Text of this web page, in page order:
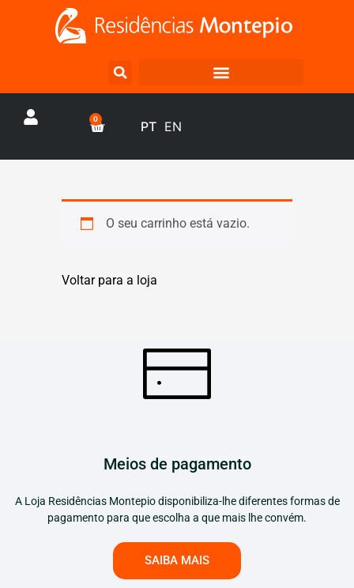
0 PT EN
O seu carrinho está vazio.
Voltar para a loja
Meios de pagamento
A Loja Residências Montepio disponibiliza-lhe diferentes formas de
pagamento para que escolha a que mais lhe convém.
SAIBA MAIS